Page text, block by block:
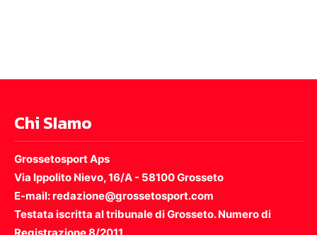
Chi SIamo
Grossetosport Aps
Via Ippolito Nievo, 16/A - 58100 Grosseto
E-mail: redazione@grossetosport.com
Testata iscritta al tribunale di Grosseto. Numero di